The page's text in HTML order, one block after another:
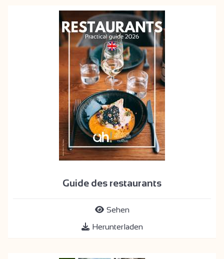
Guide des restaurants
Sehen
Herunterladen